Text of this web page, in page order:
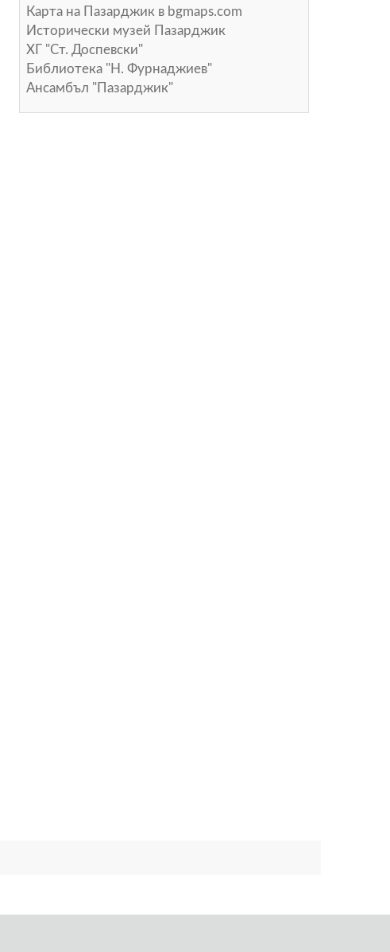
Карта на Пазарджик в bgmaps.com
Исторически музей Пазарджик
ХГ "Ст. Доспевски"
Библиотека "Н. Фурнаджиев"
Ансамбъл "Пазарджик"